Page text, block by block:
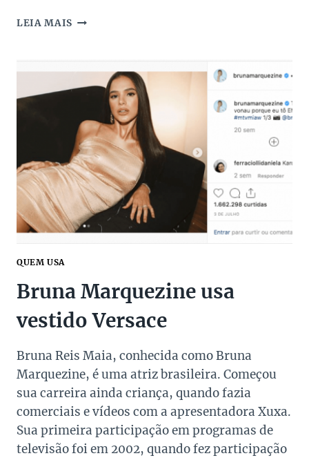
LEIA MAIS BEACH
USAR
PRAIA!
QUEM USA
Bruna Marquezine usa
vestido Versace
Bruna Reis Maia, conhecida como Bruna
Marquezine, é uma atriz brasileira. Começou
sua carreira ainda criança, quando fazia
comerciais e vídeos com a apresentadora Xuxa.
Sua primeira participação em programas de
televisão foi em 2002, quando fez participação